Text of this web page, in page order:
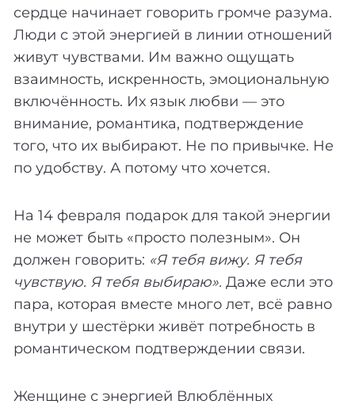
сердце начинает говорить громче разума.
Люди с этой энергией в линии отношений
живут чувствами. Им важно ощущать
взаимность, искренность, эмоциональную
включённость. Их язык любви — это
внимание, романтика, подтверждение
того, что их выбирают. Не по привычке. Не
по удобству. А потому что хочется.
На 14 февраля подарок для такой энергии
не может быть «просто полезным». Он
должен говорить: «Я тебя вижу. Я тебя
чувствую. Я тебя выбираю». Даже если это
пара, которая вместе много лет, всё равно
внутри у шестёрки живёт потребность в
романтическом подтверждении связи.
Женщине с энергией Влюблённых